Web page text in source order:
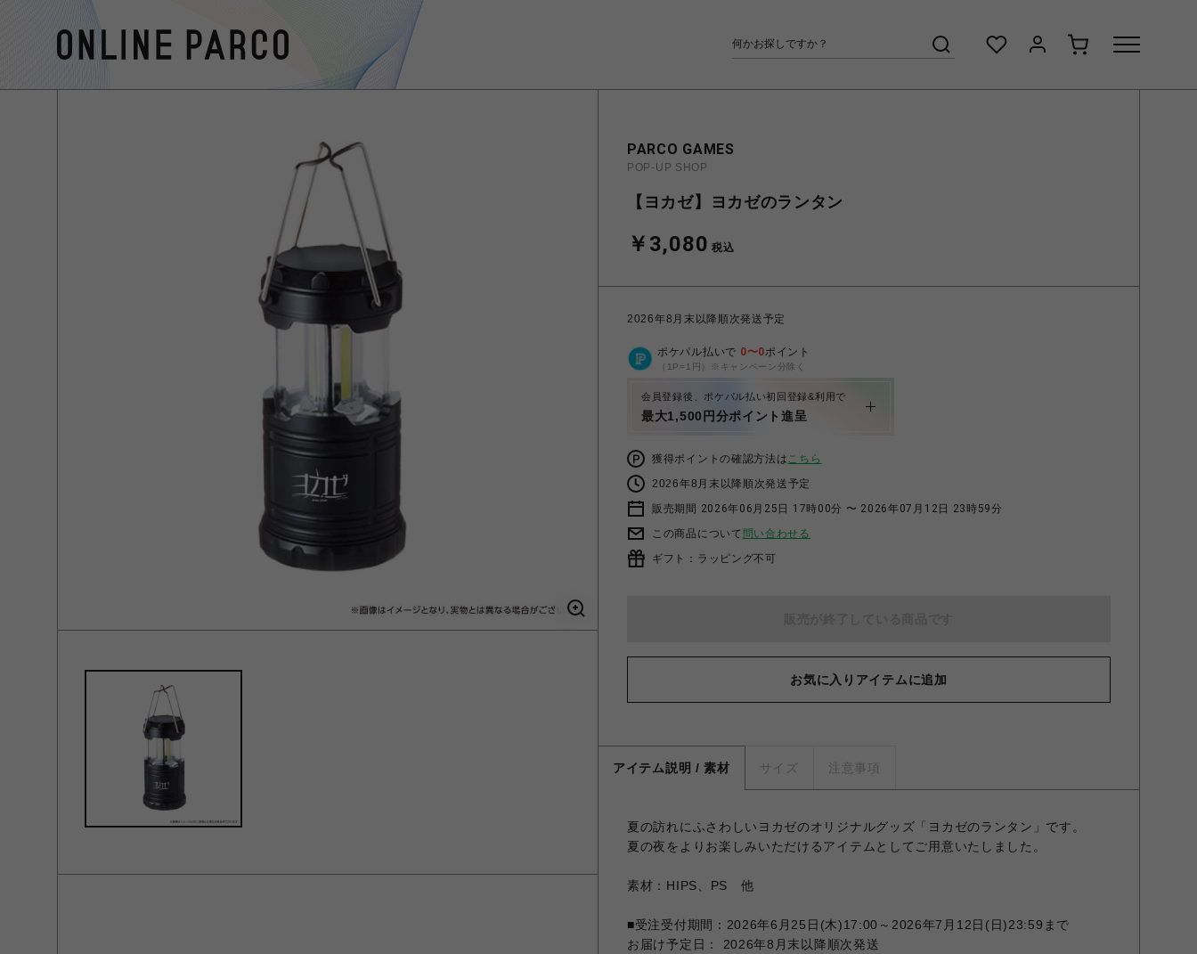
PARCO GAMES
POP-UP SHOP
【ヨカゼ】ヨカゼのランタン
￥3,080 税込
2026年8月末以降順次発送予定
ポケパル払いで 0〜0ポイント
（1P=1円）※キャンペーン分除く
会員登録後、ポケパル払い初回登録&利用で
最大1,500円分ポイント進呈
獲得ポイントの確認方法はこちら
2026年8月末以降順次発送予定
販売期間 2026年06月25日 17時00分 〜 2026年07月12日 23時59分
この商品について 問い合わせる
ギフト：ラッピング不可
お気に入りアイテムに追加
アイテム説明 / 素材 サイズ 注意事項
夏の訪れにふさわしいヨカゼのオリジナルグッズ「ヨカゼのランタン」です。
夏の夜をよりお楽しみいただけるアイテムとしてご用意いたしました。
素材：HIPS、PS 他
■受注受付期間：2026年6月25日(木)17:00～2026年7月12日(日)23:59まで
お届け予定日： 2026年8月末以降順次発送